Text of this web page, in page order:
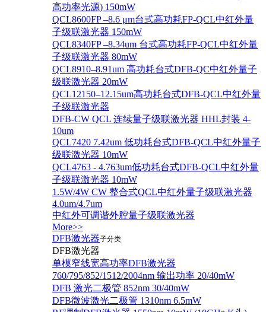
高功率光源) 150mW
QCL8600FP –8.6 μm台式高功耗FP-QCL中红外量
子级联激光器 150mW
QCL8340FP –8.34um 台式高功耗FP-QCL中红外量
子级联激光器 80mW
QCL8910–8.91um 高功耗台式DFB-QC中红外量子
级联激光器 20mW
QCL12150–12.15um高功耗台式DFB-QCL中红外量
子级联激光器
DFB-CW QCL 连续量子级联激光器 HHL封装 4-
10um
QCL7420 7.42um 低功耗台式DFB-QCL中红外量子
级联激光器 10mW
QCL4763 - 4.763um低功耗台式DFB-QCL中红外量
子级联激光器 10mW
1.5W/4W CW 整合式QCL中红外量子级联激光器
4.0um/4.7um
中红外可调谐外腔量子级联激光器
More>>
DFB激光器子分类
DFB激光器
单模窄线宽高功率DFB激光器
760/795/852/1512/2004nm 输出功率 20/40mW
DFB 激光二极管 852nm 30/40mW
DFB微波激光二极管 1310nm 6.5mW